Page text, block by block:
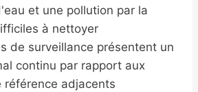
et une pollution par la
à nettoyer
de surveillance présentent un
continu par rapport aux
référence adjacents